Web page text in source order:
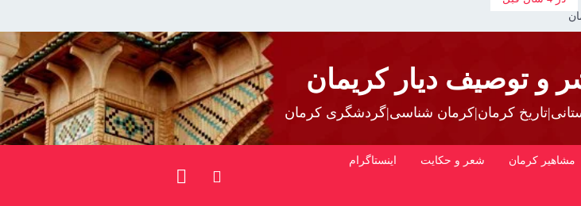
و توصیف دیار کریمان
کرمان|کرمان شناسی|گردشگری کرمان
مشاهیر کرمان شعر و حکایت اینستاگرام